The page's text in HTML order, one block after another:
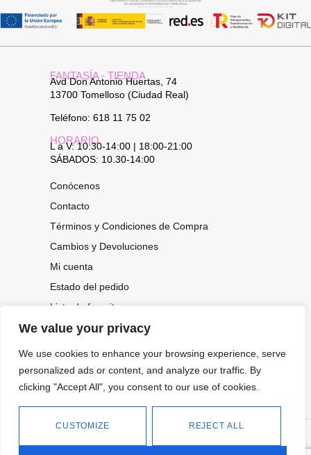
We value your privacy
We use cookies to enhance your browsing experience, serve
personalized ads or content, and analyze our traffic. By
clicking "Accept All", you consent to our use of cookies.
CUSTOMIZE REJECT ALL
FANTASÍA - TIENDA
Avd Don Antonio Huertas, 74
13700 Tomelloso (Ciudad Real)
Teléfono: 618 11 75 02
HORARIO
L a V: 10:30-14:00 | 18:00-21:00
SÁBADOS: 10.30-14:00
Conócenos
Contacto
Términos y Condiciones de Compra
Cambios y Devoluciones
Mi cuenta
Estado del pedido
Lista de favoritos
CONOCE NUESTRAS NOVEDADES,
OFERTAS...
2026.